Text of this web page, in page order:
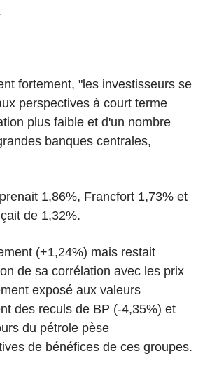
fortement, "les investisseurs se
perspectives à court terme
plus faible et d'un nombre
banques centrales,
1,86%, Francfort 1,73% et
de 1,32%.
(+1,24%) mais restait
de sa corrélation avec les prix
exposé aux valeurs
des reculs de BP (-4,35%) et
du pétrole pèse
de bénéfices de ces groupes.